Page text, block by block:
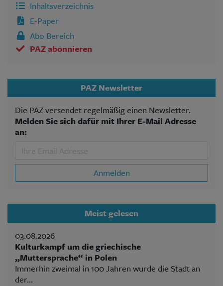
Inhaltsverzeichnis
E-Paper
Abo Bereich
PAZ abonnieren
PAZ Newsletter
Die PAZ versendet regelmäßig einen Newsletter.
Melden Sie sich dafür mit Ihrer E-Mail Adresse
an:
Anmelden
Meist gelesen
03.08.2026
Kulturkampf um die griechische
„Muttersprache“ in Polen
Immerhin zweimal in 100 Jahren wurde die Stadt an
der...